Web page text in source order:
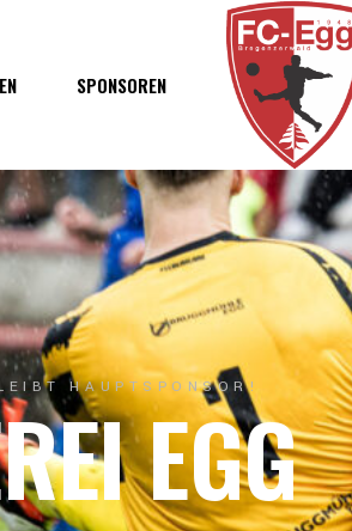
SPONSOREN
HAUPTSPONSOR!
EGG